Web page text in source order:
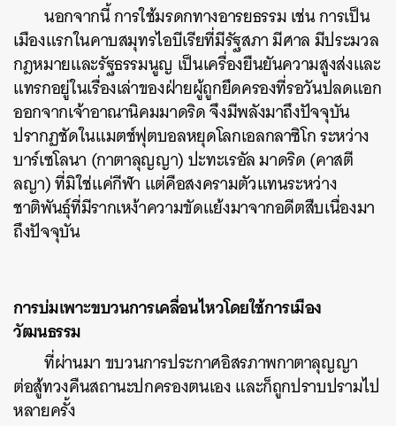
นอกจากนี้ การใช้มรดกทางอารยธรรม เช่น การเป็น
เมืองแรกในคาบสมุทรไอบีเรียที่มีรัฐสภา มีศาล มีประมวล
กฎหมายและรัฐธรรมนูญ เป็นเครื่องยืนยันความสูงส่งและ
แทรกอยู่ในเรื่องเล่าของฝ่ายผู้ถูกยึดครองที่รอวันปลดแอก
ออกจากเจ้าอาณานิคมมาดริด จึงมีพลังมาถึงปัจจุบัน
ปรากฏชัดในแมตช์ฟุตบอลหยุดโลกเอลกลาซิโก ระหว่าง
บาร์เซโลนา (กาตาลุญญา) ปะทะเรอัล มาดริด (คาสตี
ลญา) ที่มิใช่แค่กีฬา แต่คือสงครามตัวแทนระหว่าง
ชาติพันธุ์ที่มีรากเหง้าความขัดแย้งมาจากอดีตสืบเนื่องมา
ถึงปัจจุบัน
การบ่มเพาะขบวนการเคลื่อนไหวโดยใช้การเมือง
วัฒนธรรม
ที่ผ่านมา ขบวนการประกาศอิสรภาพกาตาลุญญา
ต่อสู้ทวงคืนสถานะปกครองตนเอง และก็ถูกปราบปรามไป
หลายครั้ง